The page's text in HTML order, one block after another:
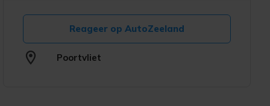
Opel Karl 1.0 ecotec airco,
cruise-contr., bluetooth
€ 7.995,-
Reageer op AutoZeeland
Poortvliet